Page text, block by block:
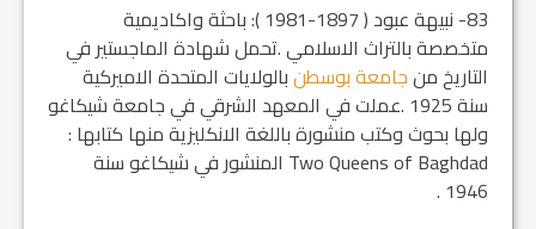
83- نبيهة عبود ( 1897-1981 ): باحثة واكاديمية
متخصصة بالتراث الاسلامي .تحمل شهادة الماجستير في
التاريخ منجامعة بوسطنبالولايات المتحدة الاميركية
سنة 1925 .عملت في المعهد الشرقي في جامعة شيكاغو
ولها بحوث وكتب منشورة باللغة الانكليزية منها كتابها :
Two Queens of Baghdad المنشور في شيكاغو سنة
1946 .